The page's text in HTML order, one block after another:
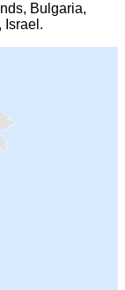
Bulgaria,
Israel.